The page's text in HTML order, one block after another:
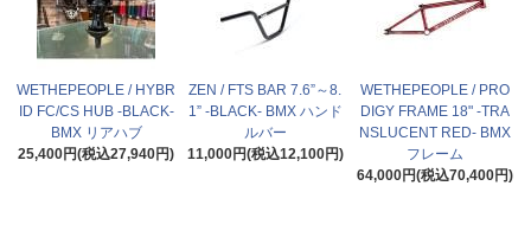
WETHEPEOPLE / HYBR
ID FC/CS HUB -BLACK-
BMX リアハブ
25,400円(税込27,940円)
ZEN / FTS BAR 7.6”～8.
1” -BLACK- BMX ハンド
ルバー
11,000円(税込12,100円)
WETHEPEOPLE / PRO
DIGY FRAME 18" -TRA
NSLUCENT RED- BMX
フレーム
64,000円(税込70,400円)